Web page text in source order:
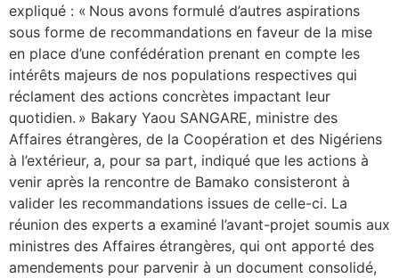
expliqué : « Nous avons formulé d’autres aspirations
sous forme de recommandations en faveur de la mise
en place d’une confédération prenant en compte les
intérêts majeurs de nos populations respectives qui
réclament des actions concrètes impactant leur
quotidien. » Bakary Yaou SANGARE, ministre des
Affaires étrangères, de la Coopération et des Nigériens
à l’extérieur, a, pour sa part, indiqué que les actions à
venir après la rencontre de Bamako consisteront à
valider les recommandations issues de celle-ci. La
réunion des experts a examiné l’avant-projet soumis aux
ministres des Affaires étrangères, qui ont apporté des
amendements pour parvenir à un document consolidé,